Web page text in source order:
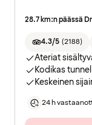
28.7 km:n päässä
4.3/5 (2188)
Ateriat
Kodikas
Keskeinen
24 h